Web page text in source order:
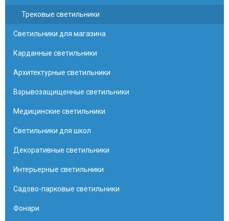
Трековые светильники
Светильники для магазина
Карданные светильники
Архитектурные светильники
Взрывозащищенные светильники
Медицинские светильники
Светильники для школ
Декоративные светильники
Интерьерные светильники
Садово-парковые светильники
Фонари